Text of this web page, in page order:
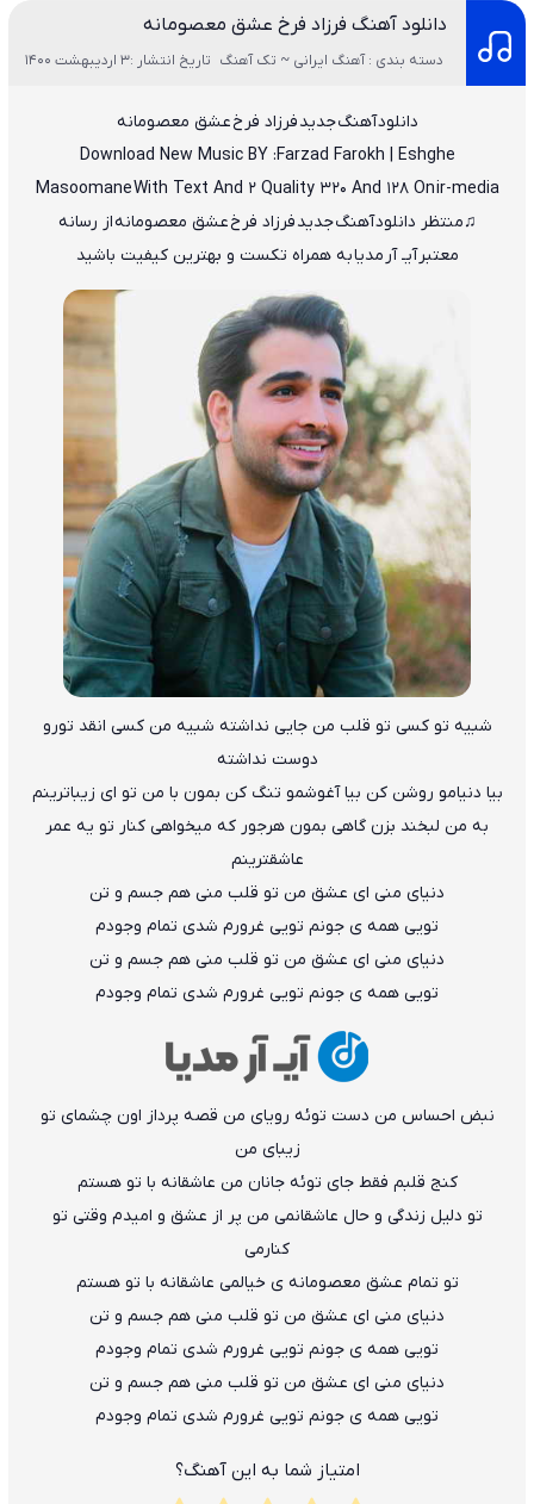
دانلود آهنگ فرزاد فرخ عشق معصومانه
دسته بندی : آهنگ ایرانی ~ تک آهنگ تاریخ انتشار :3 اردیبهشت 1400
دانلود آهنگ جدید فرزاد فرخ عشق معصومانه
Download New Music BY :Farzad Farokh | Eshghe
MasoomaneWith Text And 2 Quality 320 And 128 Onir-media
♫منتظر دانلود آهنگ جدید فرزاد فرخ عشق معصومانهاز رسانه
معتبرآیـ آر مدیابه همراه تکست و بهترین کیفیت باشید
شبیه تو کسی تو قلب من جایی نداشته شبیه من کسی انقد تورو
دوست نداشته
بیا دنیامو روشن کن بیا آغوشمو تنگ کن بمون با من تو ای زیباترینم
به من لبخند بزن گاهی بمون هرجور که میخواهی کنار تو یه عمر
عاشقترینم
دنیای منی ای عشق من تو قلب منی هم جسم و تن
تویی همه ی جونم تویی غرورم شدی تمام وجودم
دنیای منی ای عشق من تو قلب منی هم جسم و تن
تویی همه ی جونم تویی غرورم شدی تمام وجودم
نبض احساس من دست توئه رویای من قصه پرداز اون چشمای تو
زیبای من
کنج قلبم فقط جای توئه جانان من عاشقانه با تو هستم
تو دلیل زندگی و حال عاشقانمی من پر از عشق و امیدم وقتی تو
کنارمی
تو تمام عشق معصومانه ی خیالمی عاشقانه با تو هستم
دنیای منی ای عشق من تو قلب منی هم جسم و تن
تویی همه ی جونم تویی غرورم شدی تمام وجودم
دنیای منی ای عشق من تو قلب منی هم جسم و تن
تویی همه ی جونم تویی غرورم شدی تمام وجودم
امتیاز شما به این آهنگ؟